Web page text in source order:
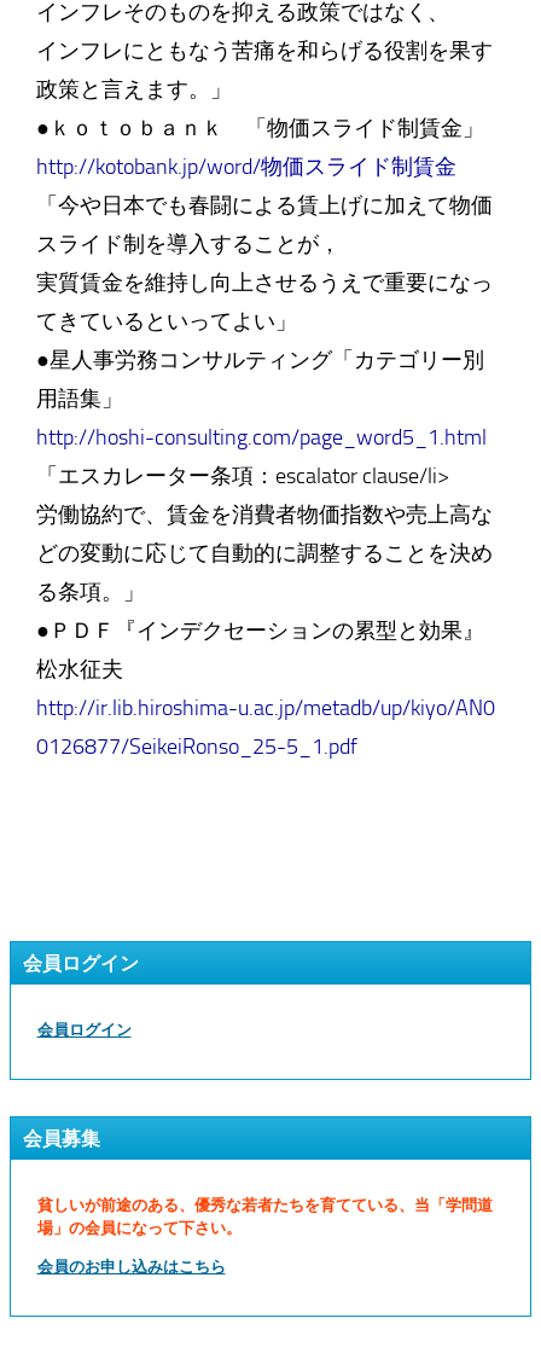
インフレそのものを抑える政策ではなく、
インフレにともなう苦痛を和らげる役割を果す
政策と言えます。」
●ｋｏｔｏｂａｎｋ 「物価スライド制賃金」
http://kotobank.jp/word/物価スライド制賃金
「今や日本でも春闘による賃上げに加えて物価
スライド制を導入することが，
実質賃金を維持し向上させるうえで重要になっ
てきているといってよい」
●星人事労務コンサルティング「カテゴリー別
用語集」
http://hoshi-consulting.com/page_word5_1.html
「エスカレーター条項：escalator clause/li>
労働協約で、賃金を消費者物価指数や売上高な
どの変動に応じて自動的に調整することを決め
る条項。」
●ＰＤＦ『インデクセーションの累型と効果』
松水征夫
http://ir.lib.hiroshima-u.ac.jp/metadb/up/kiyo/AN0
0126877/SeikeiRonso_25-5_1.pdf
会員ログイン
会員ログイン
会員募集
貧しいが前途のある、優秀な若者たちを育てている、当「学問道
場」の会員になって下さい。
会員のお申し込みはこちら